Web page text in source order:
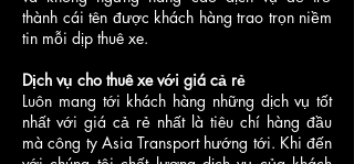
thành cái tên được khách hàng trao trọn niềm
tin mỗi dịp thuê xe.
Dịch vụ cho thuê xe với giá cả rẻ
Luôn mang tới khách hàng những dịch vụ tốt
nhất với giá cả rẻ nhất là tiêu chí hàng đầu
mà công ty Asia Transport hướng tới. Khi đến